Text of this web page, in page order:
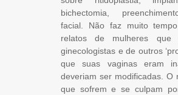
bichectomia,
facial. Não faz muito
relatos de mulheres que
ginecologistas e de outros
que suas vaginas eram
deveriam ser modificadas. O
que sofrem e se culpam